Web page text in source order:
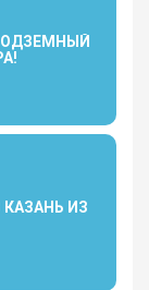
ИЗ